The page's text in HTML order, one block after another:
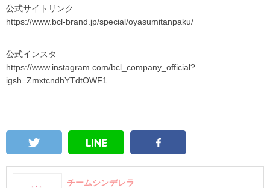
公式サイトリンク
https://www.bcl-brand.jp/special/oyasumitanpaku/
公式インスタ
https://www.instagram.com/bcl_company_official?
igsh=ZmxtcndhYTdtOWF1
チームシンデレラ